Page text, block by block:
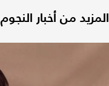
المزيد من أخبار النجوم